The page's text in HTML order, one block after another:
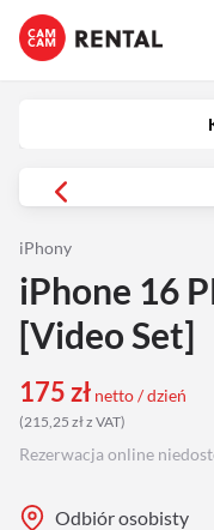
iPhony
iPhone 16
[Video Set]
175zł netto / dzień
(215,25 złz VAT)
Rezerwacja online
Odbiór osobisty
Kategorie i filtry
Obiektywy
Podgląd